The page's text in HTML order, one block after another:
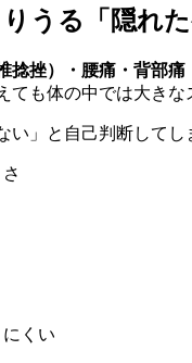
うる「隠れた
捻挫）・腰痛・背部
も体の中では大きな
い」と自己判断して
くい